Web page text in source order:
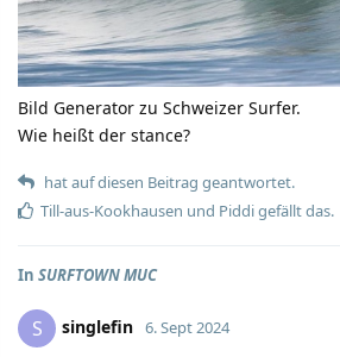
Bild Generator zu Schweizer Surfer.
Wie heißt der stance?
hat auf diesen Beitrag geantwortet.
Till-aus-Kookhausen und Piddigefällt das.
In SURFTOWN MUC
S singlefin 6. Sept 2024